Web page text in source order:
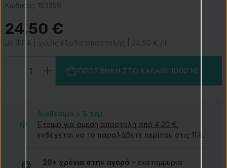
Κωδικός: 163359
24,50 €
με ΦΠΑ | χωρίς έξοδα αποστολής | 24,50 € / l
ΠΡΟΣΘΉΚΗ ΣΤΟ ΚΑΛΆΘΙ 1000 ML
Διαθέσιμο > 5 τεμ.
Έτοιμο για άμεση αποστολή από 4,20 €
ενδέχεται να το παραλάβετε περίπου στις 11.8..
20+ χρόνια στην αγορά – εκατομμύρια